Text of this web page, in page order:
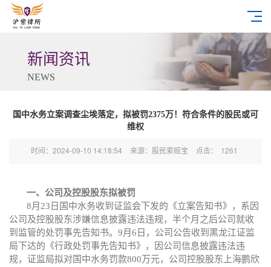
新闻资讯
NEWS
国中水务立案调查尘埃落定，拟被罚2375万！符合条件的股民或可
维权
时间：2024-09-10 14:18:54 来源：股民索赔宝 点击： 1261
一、公司及控股股东拟被罚
8月23日 国中水务收到 证监会 下发的《立案告知书》，系因
公司及控股股东涉嫌信息披露违法违规， 半个月之后公司就收
到监管的处罚事先告知书。 9月6日， 公司 公告收到黑龙江证监
局下达的《行政处罚事先告知书》，
因公司信息披露违法违
规， 证监局拟对国中水务罚款800万元， 公司 控股股东上海鹏欣